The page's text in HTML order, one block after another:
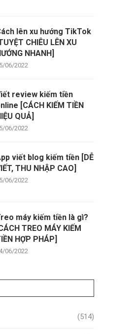
lên xu hướng TikTok
CHIÊU LÊN XU
NHANH]
06/2022
review kiếm tiền
[CÁCH KIẾM TIỀN
QUẢ]
06/2022
viết blog kiếm tiền [DỄ
THU NHẬP CAO]
06/2022
máy kiếm tiền là gì?
TREO MÁY KIẾM
HỢP PHÁP]
06/2022
(514)